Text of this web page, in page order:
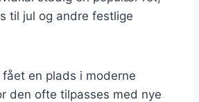
til jul og andre festlige
en plads i moderne
den ofte tilpasses med nye